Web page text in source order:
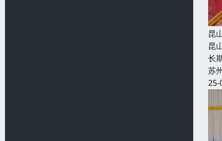
昆
昆
长
苏
25-